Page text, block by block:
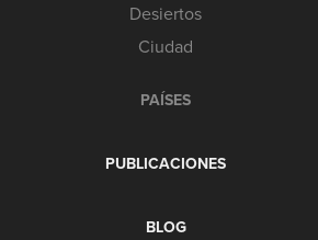
Desiertos
Ciudad
PAÍSES
PUBLICACIONES
BLOG